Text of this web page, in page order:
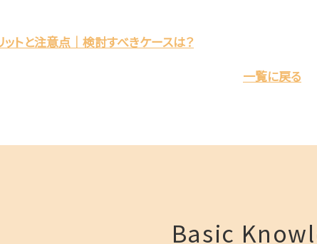
トと注意点｜検討すべきケースは？
一覧に戻る
Basic